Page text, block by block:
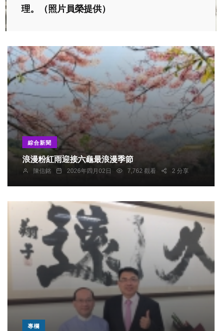
理。（照片員榮提供）
綜合新聞
浪漫粉紅雨迎接六龜最浪漫季節
陳信銘 2026年四月02日 7,762 觀看 2 分享
專欄